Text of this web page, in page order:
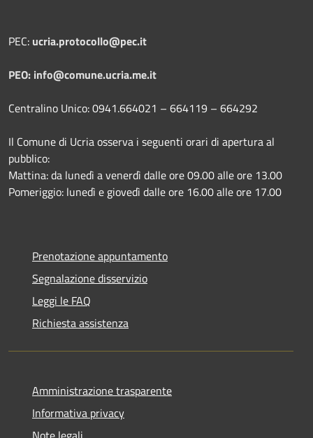
PEC: ucria.protocollo@pec.it
PEO: info@comune.ucria.me.it
Centralino Unico: 0941.664021 – 664119 – 664292
Il Comune di Ucria osserva i seguenti orari di apertura al
pubblico:
Mattina: da lunedì a venerdì dalle ore 09.00 alle ore 13.00
Pomeriggio: lunedì e giovedì dalle ore 16.00 alle ore 17.00
Prenotazione appuntamento
Segnalazione disservizio
Leggi le FAQ
Richiesta assistenza
Amministrazione trasparente
Informativa privacy